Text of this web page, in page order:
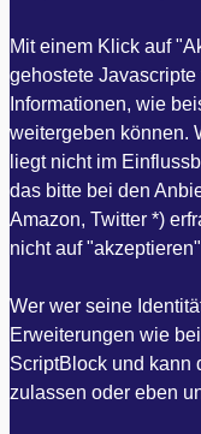
Mit einem Klick auf
gehostete
Informationen, wie
weitergeben können.
liegt nicht im
das bitte bei den
Amazon, Twitter *)
nicht auf
Wer wer seine
Erweiterungen wie
ScriptBlock und kann
zulassen oder eben